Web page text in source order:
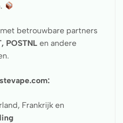
betrouwbare partners
POSTNL en andere
Frankrijk en